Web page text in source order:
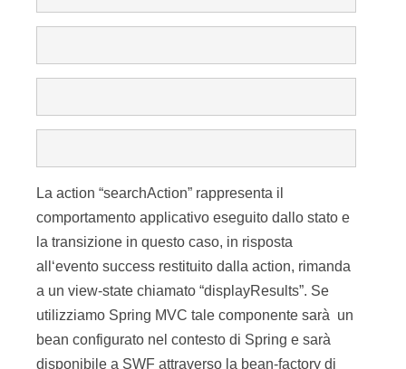
La action “searchAction” rappresenta il
comportamento applicativo eseguito dallo stato e
la transizione in questo caso, in risposta
all‘evento success restituito dalla action, rimanda
a un view-state chiamato “displayResults”. Se
utilizziamo Spring MVC tale componente sarà un
bean configurato nel contesto di Spring e sarà
disponibile a SWF attraverso la bean-factory di